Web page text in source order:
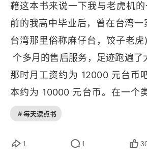
第七章 渐赌渐远 消解人生
第八章 过载 追损及游戏至死
第四部分 调整
特莉的机器
第九章 平衡行为 心理治疗的进退两
藉这本书来说一下我与老虎机
前的我高中毕业后，曾在台湾
台湾那里俗称麻仔台，饺子老
个多月的售后服务，足迹跑遍了
那时月工资约为 12000 元台币
本约为 10000 元台币。在一个
小的小卖店中，可以放 2~3 台
个小卖店的 1300 + 台老虎机。
# 每天读点书
1 1